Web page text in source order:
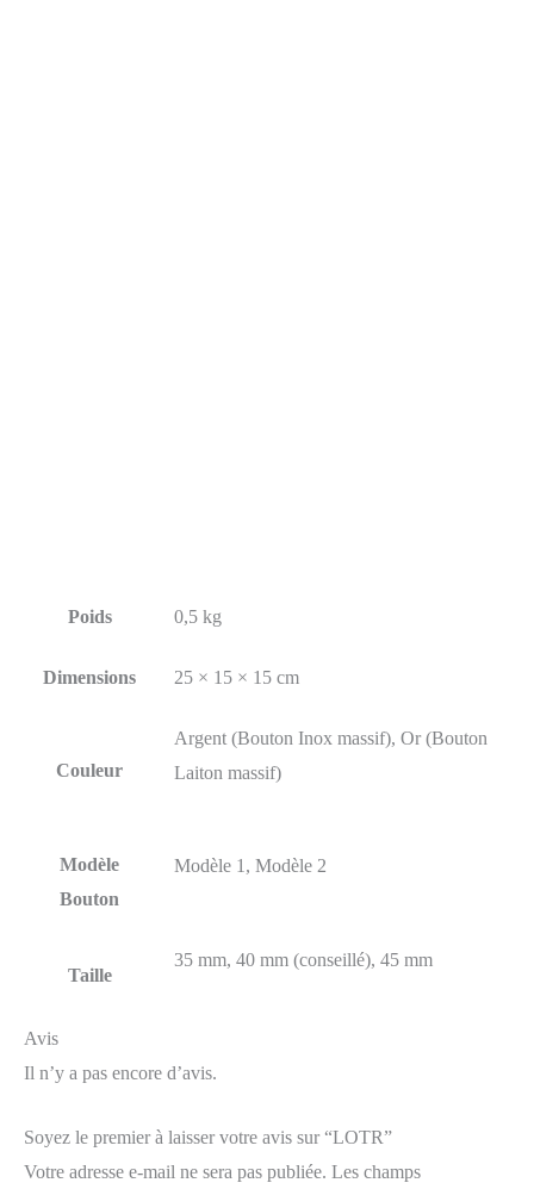
Poids 0,5 kg
Dimensions 25 × 15 × 15 cm
Couleur
Argent (Bouton Inox massif), Or (Bouton
Laiton massif)
Modèle
Bouton
Modèle 1, Modèle 2
Taille
35 mm, 40 mm (conseillé), 45 mm
Avis
Il n’y a pas encore d’avis.
Soyez le premier à laisser votre avis sur “LOTR”
Votre adresse e-mail ne sera pas publiée. Les champs